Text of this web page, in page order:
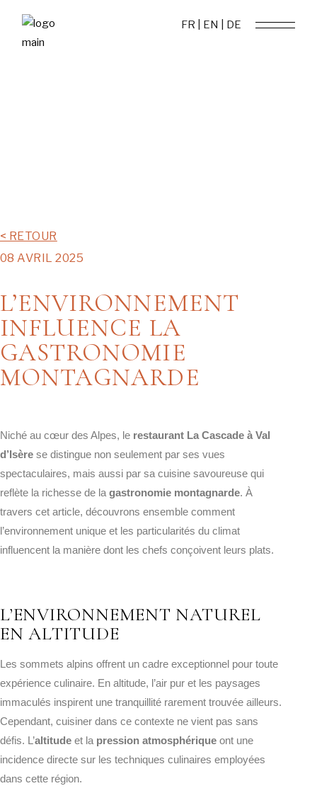
FR | EN | DE
< RETOUR
08 AVRIL 2025
L’ENVIRONNEMENT
INFLUENCE LA
GASTRONOMIE
MONTAGNARDE
Niché au cœur des Alpes, le restaurant La Cascade à Val
d’Isère se distingue non seulement par ses vues
spectaculaires, mais aussi par sa cuisine savoureuse qui
reflète la richesse de la gastronomie montagnarde. À
travers cet article, découvrons ensemble comment
l’environnement unique et les particularités du climat
influencent la manière dont les chefs conçoivent leurs plats.
L’ENVIRONNEMENT NATUREL
EN ALTITUDE
Les sommets alpins offrent un cadre exceptionnel pour toute
expérience culinaire. En altitude, l’air pur et les paysages
immaculés inspirent une tranquillité rarement trouvée ailleurs.
Cependant, cuisiner dans ce contexte ne vient pas sans
défis. L’altitude et la pression atmosphérique ont une
incidence directe sur les techniques culinaires employées
dans cette région.